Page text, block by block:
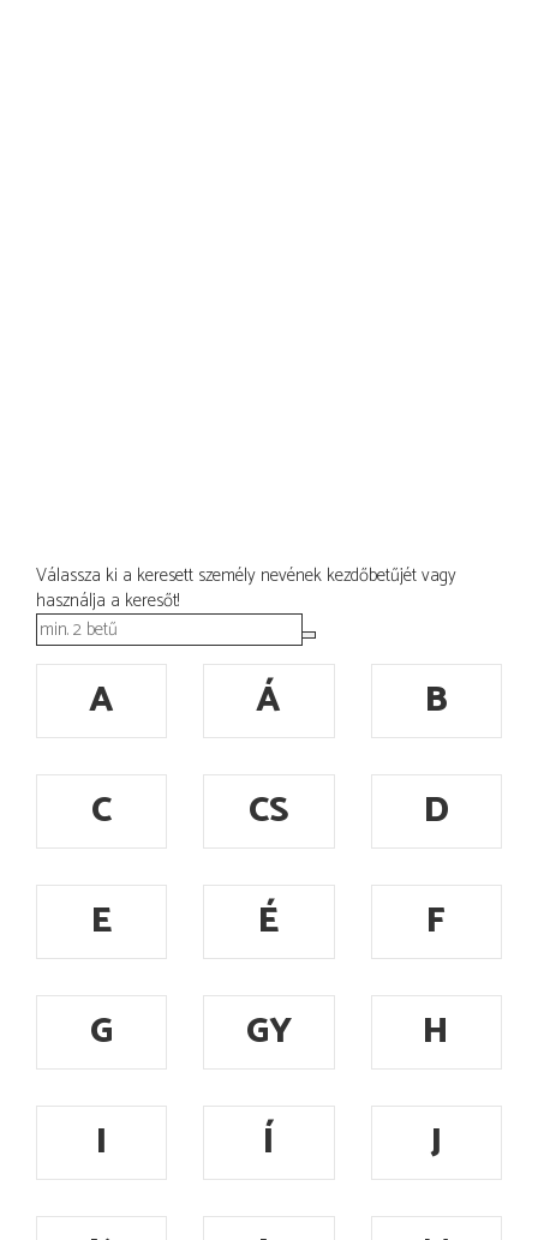
Válassza ki a keresett személy nevének kezdőbetűjét vagy
használja a keresőt!
A Á
B
C
CS
D
E
É
F
G
GY
H
I
Í
J